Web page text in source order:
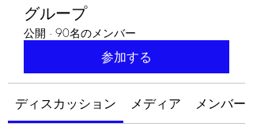
グループ
公開 · 90名のメンバー
参加する
ディスカッション メディア メンバー